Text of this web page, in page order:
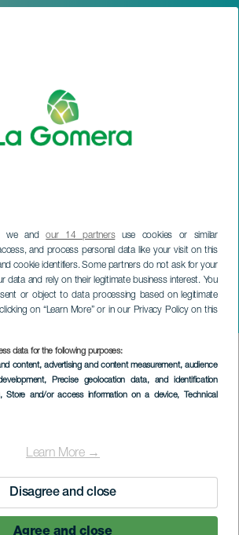
we andour 14 partnersuse cookies or similar
and process personal data like your visit on this
cookie identifiers. Some partners do not ask for your
data and rely on their legitimate business interest. You
or object to data processing based on legitimate
on “Learn More” or in our Privacy Policy on this
data for the following purposes:
content, advertising and content measurement, audience
, Precise geolocation data, and identification
, Store and/or access information on a device, Technical
Learn More →
Disagree and close
Agree and close
La Gomera
turistguide på Kanarieöarna